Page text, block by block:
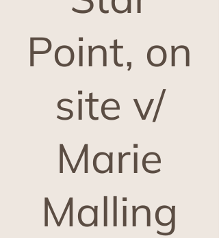
Point, on
site v/
Marie
Malling